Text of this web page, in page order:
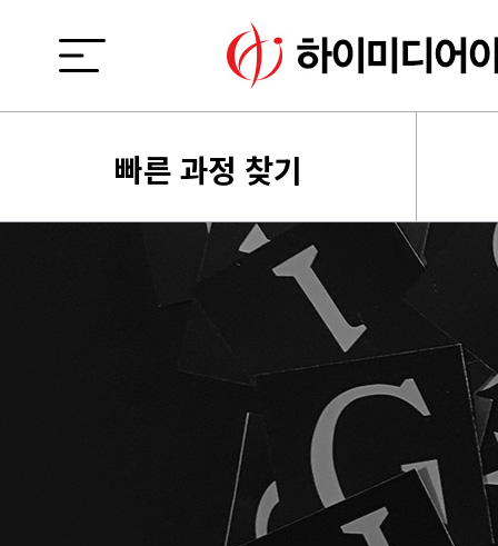
빠른 과정 찾기